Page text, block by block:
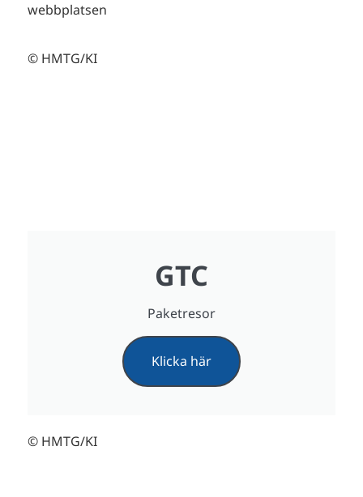
webbplatsen
© HMTG/KI
GTC
Paketresor
Klicka här
© HMTG/KI